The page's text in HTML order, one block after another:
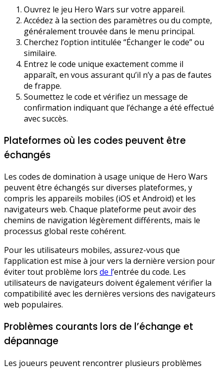
Ouvrez le jeu Hero Wars sur votre appareil.
Accédez à la section des paramètres ou du compte,
généralement trouvée dans le menu principal.
Cherchez l’option intitulée “Échanger le code” ou
similaire.
Entrez le code unique exactement comme il
apparaît, en vous assurant qu’il n’y a pas de fautes
de frappe.
Soumettez le code et vérifiez un message de
confirmation indiquant que l’échange a été effectué
avec succès.
Plateformes où les codes peuvent être
échangés
Les codes de domination à usage unique de Hero Wars
peuvent être échangés sur diverses plateformes, y
compris les appareils mobiles (iOS et Android) et les
navigateurs web. Chaque plateforme peut avoir des
chemins de navigation légèrement différents, mais le
processus global reste cohérent.
Pour les utilisateurs mobiles, assurez-vous que
l’application est mise à jour vers la dernière version pour
éviter tout problème lors de l’entrée du code. Les
utilisateurs de navigateurs doivent également vérifier la
compatibilité avec les dernières versions des navigateurs
web populaires.
Problèmes courants lors de l’échange et
dépannage
Les joueurs peuvent rencontrer plusieurs problèmes